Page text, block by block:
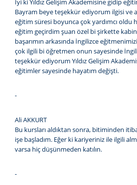
İyi ki Yıldız Gelişim Akademisine gidip
Bayram beye teşekkür ediyorum ilgisi ve
eğitim süresi boyunca çok yardımcı oldu
eğitim geçirdim şuan özel bi şirkette
başarımın arkasında İngilizce
çok ilgili bi öğretmen onun sayesinde
teşekkür ediyorum Yıldız Gelişim
eğitimler sayesinde hayatım değişti.
-
Ali AKKURT
Bu kursları aldıktan sonra, bitiminden
işe başladım. Eğer ki kariyeriniz ile ilgili
varsa hiç düşünmeden katılın.
-